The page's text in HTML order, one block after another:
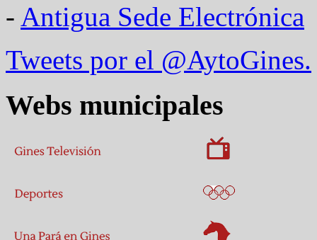
- Antigua Sede Electrónica
Tweets por el @AytoGines.
Webs municipales